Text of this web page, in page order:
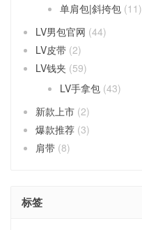
单肩包|斜挎包 (11)
LV男包官网 (44)
LV皮带 (2)
LV钱夹 (59)
LV手拿包 (43)
新款上市 (2)
爆款推荐 (3)
肩带 (8)
标签